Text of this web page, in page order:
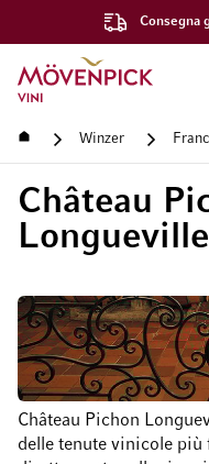
Consegna
Vai alla Home Page
Home Winzer
Château
Longueville
Château Pichon
delle tenute vinicole più